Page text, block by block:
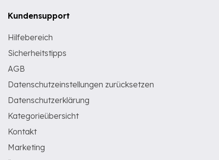
Kundensupport
Hilfebereich
Sicherheitstipps
AGB
Datenschutzeinstellungen zurücksetzen
Datenschutzerklärung
Kategorieübersicht
Kontakt
Marketing